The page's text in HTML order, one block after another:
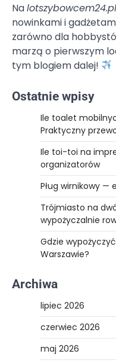
Nalotszybowcem24.pl
nowinkami i
zarówno dla
marzą o pierwszym
tym blogiem dalej!
Ostatnie wpisy
Ile toalet
Praktyczny
Ile toi-toi na
organizatorów
Pług wirnikowy —
Trójmiasto na
wypożyczalnie
Gdzie
Warszawie?
Archiwa
lipiec 2026
czerwiec 2026
maj 2026